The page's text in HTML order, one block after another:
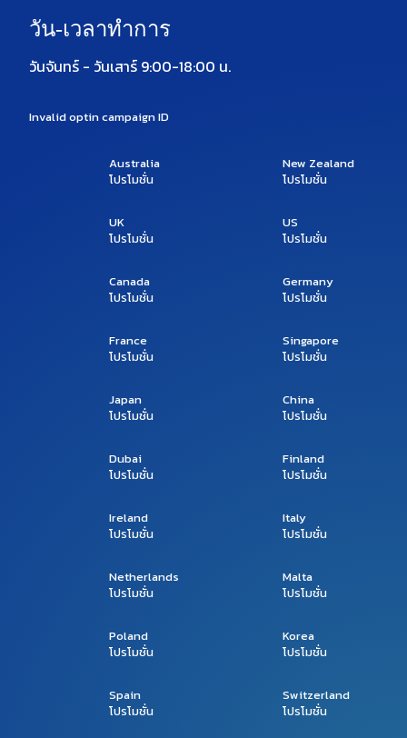
วัน-เวลาทำการ
วันจันทร์ - วันเสาร์ 9:00-18:00 น.
Invalid optin campaign ID
Australia
โปรโมชั่น
New Zealand
โปรโมชั่น
UK
โปรโมชั่น
US
โปรโมชั่น
Canada
โปรโมชั่น
Germany
โปรโมชั่น
France
โปรโมชั่น
Singapore
โปรโมชั่น
Japan
โปรโมชั่น
China
โปรโมชั่น
Dubai
โปรโมชั่น
Finland
โปรโมชั่น
Ireland
โปรโมชั่น
Italy
โปรโมชั่น
Netherlands
โปรโมชั่น
Malta
โปรโมชั่น
Poland
โปรโมชั่น
Korea
โปรโมชั่น
Spain
โปรโมชั่น
Switzerland
โปรโมชั่น